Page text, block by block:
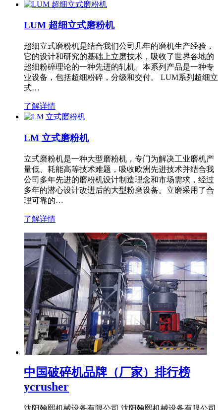
LUM 超细立式磨粉机
超细立式磨粉机是结合我们公司几年的磨机生产经验，
它的设计和研究的基础上立磨技术，吸收了世界各地的
超细粉碎理论的一种先进的轧机。本系列产品是一种专
业设备，包括超细粉碎，分级和交付。 LUM系列超细立
式…
了解详情
LM 立式磨粉机
立式磨粉机是一种大型磨粉机，专门为解决工业磨机产
量低、耗能高等技术难题，吸收欧洲先进技术并结合我
公司多年先进的磨粉机设计制造理念和市场需求，经过
多年的潜心设计改进后的大型粉磨设备。立磨采用了合
理可靠的…
了解详情
中国破碎机品牌（厂家）排行榜
ycrusher